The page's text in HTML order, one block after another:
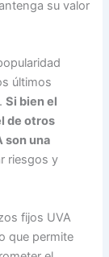
su valor
últimos
Si bien el
de otros
son una
riesgos y
fijos UVA
que permite